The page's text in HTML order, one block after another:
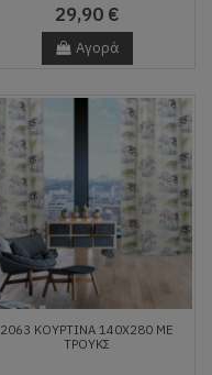
29,90 €
Αγορά
2063 ΚΟΥΡΤΙΝΑ 140Χ280 ΜΕ
ΤΡΟΥΚΣ